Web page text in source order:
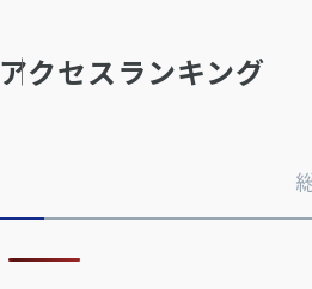
アクセスランキング